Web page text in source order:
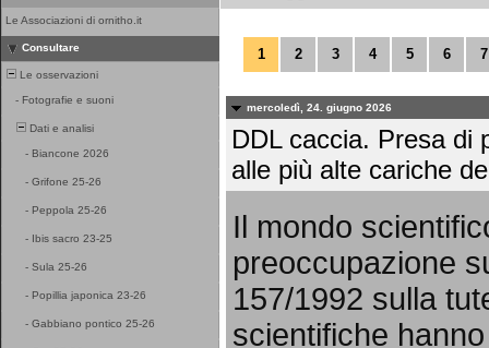
Le Associazioni di ornitho.it
Consultare
Le osservazioni
- Fotografie e suoni
Dati e analisi
- Biancone 2026
- Grifone 25-26
- Peppola 25-26
- Ibis sacro 23-25
- Sula 25-26
- Popillia japonica 23-26
- Gabbiano pontico 25-26
1 2 3 4 5 6 7
mercoledì, 24. giugno 2026
DDL caccia. Presa di
alle più alte cariche
Il mondo
preoccupazione
157/1992 sulla
scientifiche